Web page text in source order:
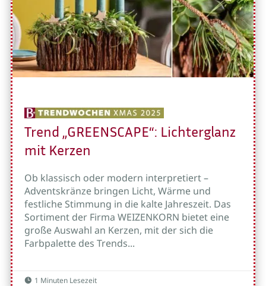
Trend „GREENSCAPE“: Lichterglanz
mit Kerzen
Ob klassisch oder modern interpretiert –
Adventskränze bringen Licht, Wärme und
festliche Stimmung in die kalte Jahreszeit. Das
Sortiment der Firma WEIZENKORN bietet eine
große Auswahl an Kerzen, mit der sich die
Farbpalette des Trends...
 1 Minuten Lesezeit